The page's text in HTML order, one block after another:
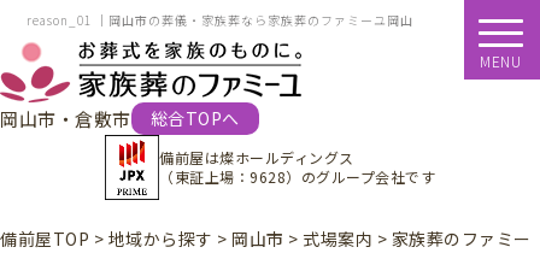
reason_01 ｜岡山市の葬儀・家族葬なら家族葬のファミーユ岡山
総合TOPへ
岡山市・倉敷市
備前屋は燦ホールディングス
（東証上場：9628） のグループ会社です
MENU
備前屋TOP > 地域から探す > 岡山市 > 式場案内 > 家族葬のファミー